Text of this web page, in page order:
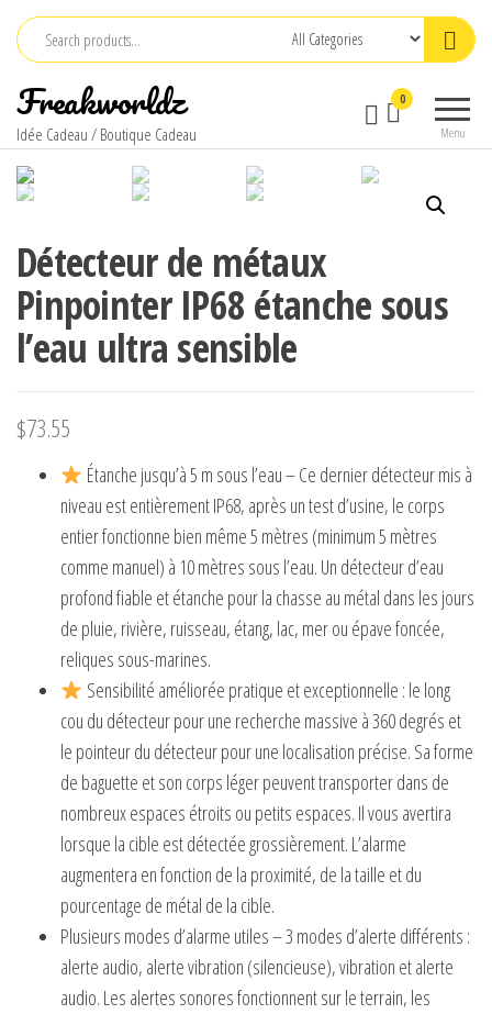
Skip
content
Freakworldz
Idée Cadeau / Boutique Cadeau Menu
0
Détecteur de métaux
Pinpointer IP68 étanche sous
l’eau ultra sensible
$73.55
Étanche jusqu’à 5 m sous l’eau – Ce dernier détecteur mis à
niveau est entièrement IP68, après un test d’usine, le corps
entier fonctionne bien même 5 mètres (minimum 5 mètres
comme manuel) à 10 mètres sous l’eau. Un détecteur d’eau
profond fiable et étanche pour la chasse au métal dans les jours
de pluie, rivière, ruisseau, étang, lac, mer ou épave foncée,
reliques sous-marines.
Sensibilité améliorée pratique et exceptionnelle : le long
cou du détecteur pour une recherche massive à 360 degrés et
le pointeur du détecteur pour une localisation précise. Sa forme
de baguette et son corps léger peuvent transporter dans de
nombreux espaces étroits ou petits espaces. Il vous avertira
lorsque la cible est détectée grossièrement. L’alarme
augmentera en fonction de la proximité, de la taille et du
pourcentage de métal de la cible.
Plusieurs modes d’alarme utiles – 3 modes d’alerte différents :
alerte audio, alerte vibration (silencieuse), vibration et alerte
audio. Les alertes sonores fonctionnent sur le terrain, les